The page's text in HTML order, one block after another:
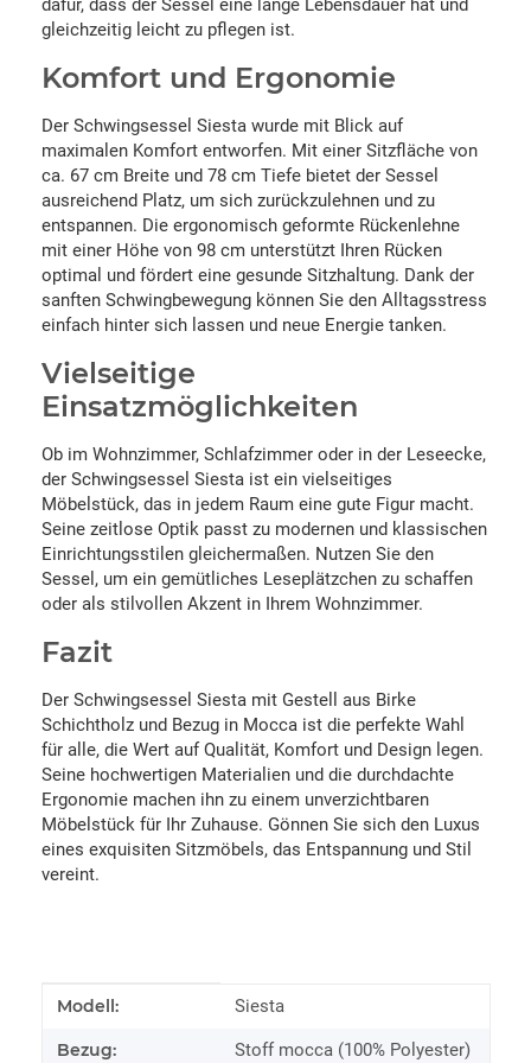
dafür, dass der Sessel eine lange Lebensdauer hat und
gleichzeitig leicht zu pflegen ist.
Komfort und Ergonomie
Der Schwingsessel Siesta wurde mit Blick auf
maximalen Komfort entworfen. Mit einer Sitzfläche von
ca. 67 cm Breite und 78 cm Tiefe bietet der Sessel
ausreichend Platz, um sich zurückzulehnen und zu
entspannen. Die ergonomisch geformte Rückenlehne
mit einer Höhe von 98 cm unterstützt Ihren Rücken
optimal und fördert eine gesunde Sitzhaltung. Dank der
sanften Schwingbewegung können Sie den Alltagsstress
einfach hinter sich lassen und neue Energie tanken.
Vielseitige
Einsatzmöglichkeiten
Ob im Wohnzimmer, Schlafzimmer oder in der Leseecke,
der Schwingsessel Siesta ist ein vielseitiges
Möbelstück, das in jedem Raum eine gute Figur macht.
Seine zeitlose Optik passt zu modernen und klassischen
Einrichtungsstilen gleichermaßen. Nutzen Sie den
Sessel, um ein gemütliches Leseplätzchen zu schaffen
oder als stilvollen Akzent in Ihrem Wohnzimmer.
Fazit
Der Schwingsessel Siesta mit Gestell aus Birke
Schichtholz und Bezug in Mocca ist die perfekte Wahl
für alle, die Wert auf Qualität, Komfort und Design legen.
Seine hochwertigen Materialien und die durchdachte
Ergonomie machen ihn zu einem unverzichtbaren
Möbelstück für Ihr Zuhause. Gönnen Sie sich den Luxus
eines exquisiten Sitzmöbels, das Entspannung und Stil
vereint.
Produkteigenschaft
Wert
Modell: Siesta
Bezug: Stoff mocca (100% Polyester)